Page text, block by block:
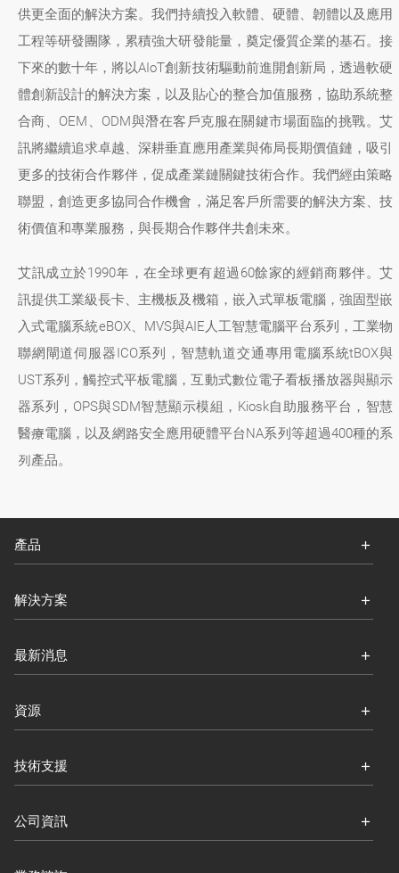
供更全面的解決方案。我們持續投入軟體、硬體、韌體以及應用
工程等研發團隊，累積強大研發能量，奠定優質企業的基石。接
下來的數十年，將以AIoT創新技術驅動前進開創新局，透過軟硬
體創新設計的解決方案，以及貼心的整合加值服務，協助系統整
合商、OEM、ODM與潛在客戶克服在關鍵市場面臨的挑戰。艾
訊將繼續追求卓越、深耕垂直應用產業與佈局長期價值鏈，吸引
更多的技術合作夥伴，促成產業鏈關鍵技術合作。我們經由策略
聯盟，創造更多協同合作機會，滿足客戶所需要的解決方案、技
術價值和專業服務，與長期合作夥伴共創未來。
艾訊成立於1990年，在全球更有超過60餘家的經銷商夥伴。艾
訊提供工業級長卡、主機板及機箱，嵌入式單板電腦，強固型嵌
入式電腦系統eBOX、MVS與AIE人工智慧電腦平台系列，工業物
聯網閘道伺服器ICO系列，智慧軌道交通專用電腦系統tBOX與
UST系列，觸控式平板電腦，互動式數位電子看板播放器與顯示
器系列，OPS與SDM智慧顯示模組，Kiosk自助服務平台，智慧
醫療電腦，以及網路安全應用硬體平台NA系列等超過400種的系
列產品。
產品
解決方案
最新消息
資源
技術支援
公司資訊